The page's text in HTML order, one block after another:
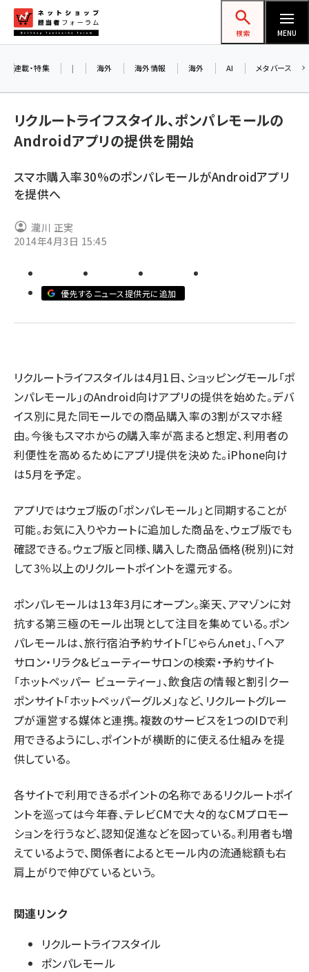
ン
ネットショップ担当者フォーラム
検索 MENU
yahoo (1900)
ecbeing (1207)
base (1071)
連載・特集 | 海外 海外情報 海外 AI メタバース
リクルートライフスタイル、ポンパレモールの
Androidアプリの提供を開始
スマホ購入率30%のポンパレモールがAndroidアプリ
を提供へ
瀧川 正実
2014年4月3日 15:45
優先するニュース提供元に追加
リクルートライフスタイルは4月1日、ショッピングモール「ポ
ンパレモール」のAndroid向けアプリの提供を始めた。デバ
イス別に見た同モールでの商品購入率の3割がスマホ経
由。今後もスマホからの購入率が高まると想定、利用者の
利便性を高めるためにアプリ提供を決めた。iPhone向け
は5月を予定。
アプリではウェブ版の「ポンパレモール」と同期することが
可能。お気に入りやカートに追加した商品を、ウェブ版でも
確認できる。ウェブ版と同様、購入した商品価格(税別)に対
して3％以上のリクルートポイントを還元する。
ポンパレモールは13年3月にオープン。楽天、アマゾンに対
抗する第三極のモール出現として注目を集めている。ポン
パレモールは、旅行宿泊予約サイト「じゃらんnet」、「ヘア
サロン・リラク&ビューティーサロンの検索・予約サイト
「ホットペッパー ビューティー」、飲食店の情報と割引クー
ポンサイト「ホットペッパーグルメ」など、リクルートグルー
プが運営する媒体と連携。複数のサービスを1つのIDで利
用できるようにし、ポイントが横断的に使える仕組みを提
供している。
各サイトで利用できるポイントの名称であるリクルートポイ
ントを巡っては今年春、テレビCMで大々的なCMプロモー
ションを行うなど、認知促進などを図っている。利用者も増
えているようで、関係者によるとモール内の流通総額も右
肩上がりで伸びているという。
関連リンク
リクルートライフスタイル
ポンパレモール